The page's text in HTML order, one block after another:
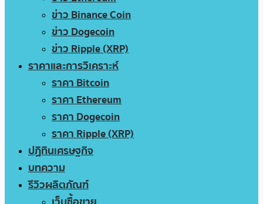
ข่าว Binance Coin
ข่าว Dogecoin
ข่าว Ripple (XRP)
ราคาและการวิเคราะห์
ราคา Bitcoin
ราคา Ethereum
ราคา Dogecoin
ราคา Ripple (XRP)
ปฏิทินเศรษฐกิจ
บทความ
รีวิวผลิตภัณฑ์